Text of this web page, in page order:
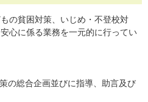
の貧困対策、いじめ・不登校対
心に係る業務を一元的に行ってい
の総合企画並びに指導、助言及び